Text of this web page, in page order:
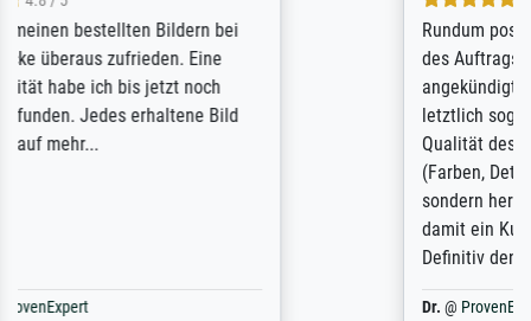
Rundum positive Erfahrung. Die Ausführung
des Auftrags hat eine Weile gedauert, die
angekündigte Lieferzeit wurde aber
letztlich sogar etwas unterschritten. Die
Qualität des Papiers und des Drucks
sondern hervorragend. Selbst ein Druck ist